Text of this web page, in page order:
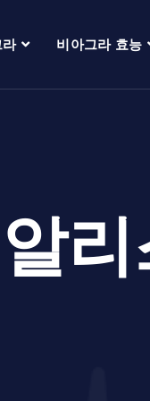
비아그라 효능